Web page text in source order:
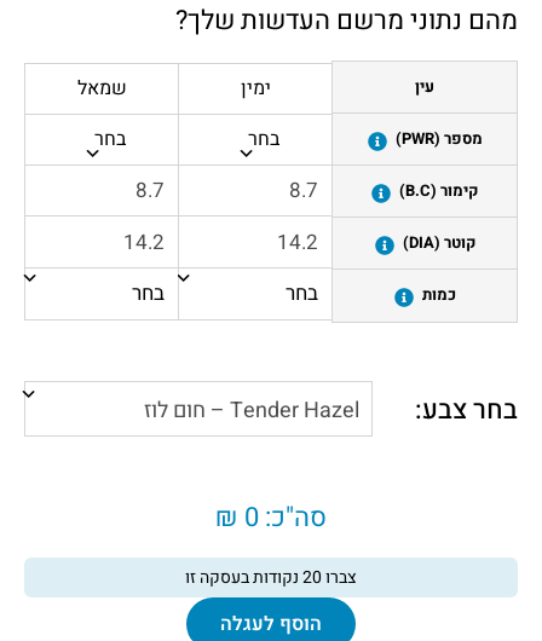
מהם נתוני מרשם העדשות שלך?
עין
מספר (PWR)
קימור (B.C)
קוטר (DIA)
כמות
ימין
בחר
שמאל
בחר
בחר צבע:
סה"כ:0 ₪
צברו20נקודות בעסקה זו
הוסף לעגלה